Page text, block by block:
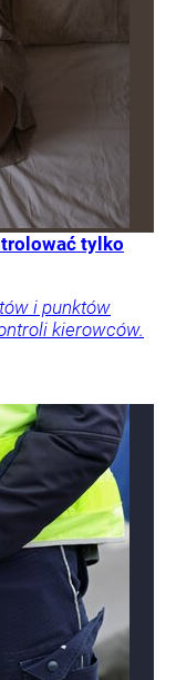
tylko
i punktów
kierowców.